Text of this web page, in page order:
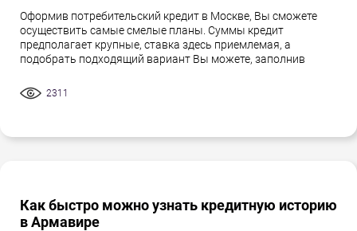
Оформив потребительский кредит в Москве, Вы сможете
осуществить самые смелые планы. Суммы кредит
предполагает крупные, ставка здесь приемлемая, а
подобрать подходящий вариант Вы можете, заполнив
2311
Как быстро можно узнать кредитную историю
в Армавире